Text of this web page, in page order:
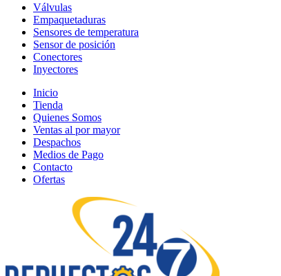
Válvulas
Empaquetaduras
Sensores de temperatura
Sensor de posición
Conectores
Inyectores
Inicio
Tienda
Quienes Somos
Ventas al por mayor
Despachos
Medios de Pago
Contacto
Ofertas